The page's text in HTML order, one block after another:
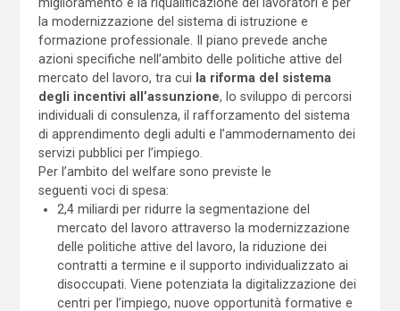
la modernizzazione del sistema di istruzione e
formazione professionale. Il piano prevede anche
azioni specifiche nell’ambito delle politiche attive del
mercato del lavoro, tra cui la riforma del sistema
degli incentivi all’assunzione, lo sviluppo di percorsi
individuali di consulenza, il rafforzamento del sistema
di apprendimento degli adulti e l’ammodernamento dei
servizi pubblici per l’impiego.
Per l’ambito del welfare sono previste le
seguenti voci di spesa:
2,4 miliardi per ridurre la segmentazione del
mercato del lavoro attraverso la modernizzazione
delle politiche attive del lavoro, la riduzione dei
contratti a termine e il supporto individualizzato ai
disoccupati. Viene potenziata la digitalizzazione dei
centri per l’impiego, nuove opportunità formative e